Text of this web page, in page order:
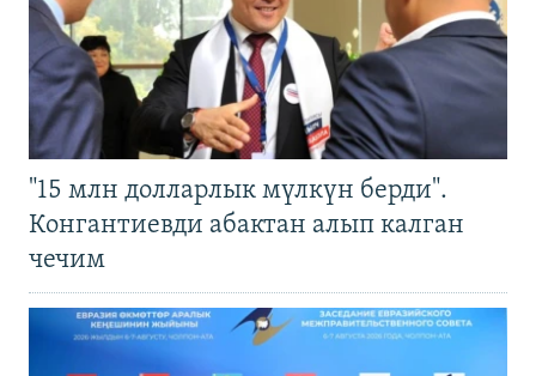
"15 млн долларлык мүлкүн берди".
Конгантиевди абактан алып калган
чечим